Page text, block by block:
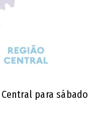
para sábado